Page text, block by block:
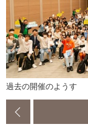
過去の開催のようす